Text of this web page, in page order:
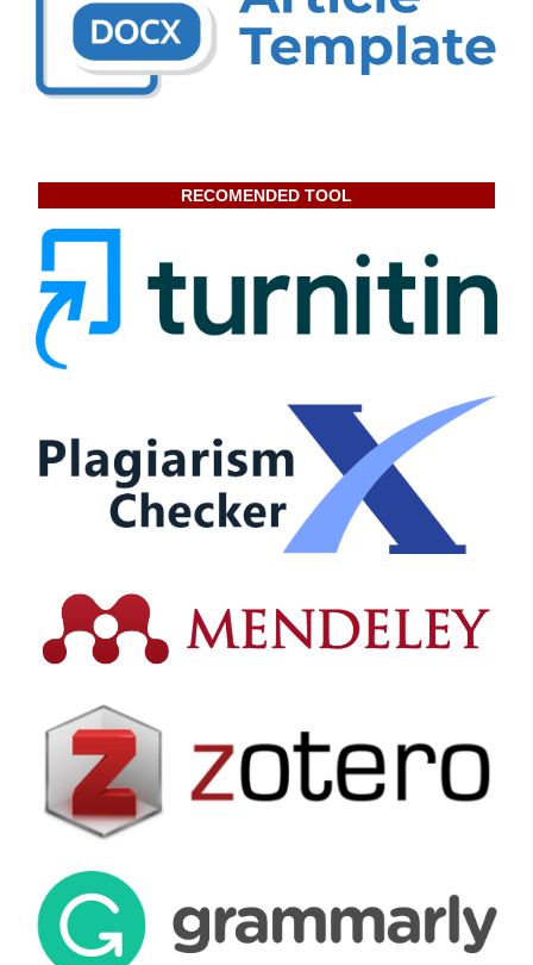
RECOMENDED TOOL